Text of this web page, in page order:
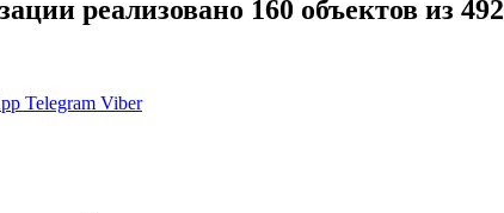
реализовано 160 объектов из 492
Telegram Viber